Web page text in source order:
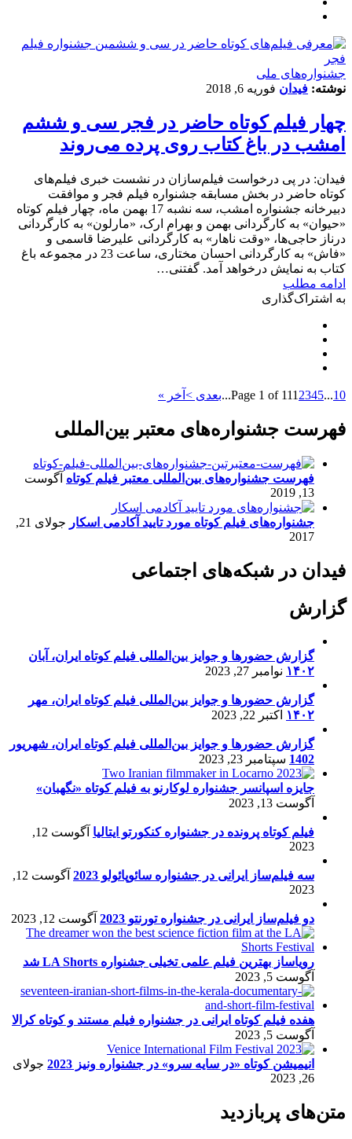
جشنواره‌های ملی
نوشته: فیدان فوریه 6, 2018
چهار فیلم کوتاه حاضر در فجر سی و ششم
امشب در باغ کتاب روی پرده می‌روند
فیدان: در پی درخواست فیلم‌سازان در نشست خبری فیلم‌های
کوتاه حاضر در بخش مسابقه جشنواره فیلم فجر و موافقت
دبیرخانه جشنواره امشب، سه نشبه 17 بهمن ماه، چهار فیلم کوتاه
«حیوان» به کارگردانی بهمن و بهرام ارک، «مارلون» به کارگردانی
درناز حاجی‌ها، «وقت ناهار» به کارگردانی علیرضا قاسمی و
«فاش» به کارگردانی احسان مختاری، ساعت 23 در مجموعه باغ
کتاب به نمایش درخواهد آمد. گفتنی…
ادامه مطلب
به اشتراک‌گذاری
Page 1 of 111 2345...10
...بعدی > آخر »
فهرست جشنواره‌های معتبر بین‌المللی
فهرست جشنواره‌های بین‌المللی معتبر فیلم کوتاه آگوست
13, 2019
جشنواره‌های فیلم کوتاه مورد تایید آکادمی اسکار
جولای 21,
2017
فیدان در شبکه‌های اجتماعی
گزارش
گزارش حضورها و جوایز بین‌المللی فیلم کوتاه ایران، آبان
۱۴۰۲ نوامبر 27, 2023
گزارش حضورها و جوایز بین‌المللی فیلم کوتاه ایران، مهر
۱۴۰۲ اکتبر 22, 2023
گزارش حضورها و جوایز بین‌المللی فیلم کوتاه ایران، شهریور
1402 سپتامبر 23, 2023
جایزه اسپانسر جشنواره لوکارنو به فیلم کوتاه «نگهبان»
آگوست 13, 2023
فیلم کوتاه پرونده در جشنواره کنکورتو ایتالیا
آگوست 12,
2023
سه فیلم‌ساز ایرانی در جشنواره سائوپائولو 2023
آگوست 12,
2023
دو فیلم‌ساز ایرانی در جشنواره تورنتو 2023 آگوست 12, 2023
رویاساز بهترین فیلم علمی تخیلی جشنواره LA Shorts شد
آگوست 5, 2023
هفده فیلم کوتاه ایرانی در جشنواره فیلم مستند و کوتاه کرالا
آگوست 5, 2023
انیمیشن کوتاه «در سایه سرو» در جشنواره ونیز 2023
جولای
26, 2023
متن‌های پربازدید